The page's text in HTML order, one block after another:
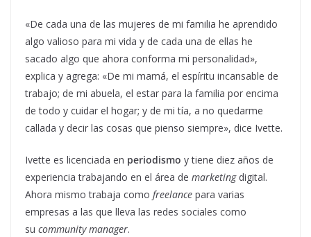
«De cada una de las mujeres de mi familia he aprendido
algo valioso para mi vida y de cada una de ellas he
sacado algo que ahora conforma mi personalidad»,
explica y agrega: «De mi mamá, el espíritu incansable de
trabajo; de mi abuela, el estar para la familia por encima
de todo y cuidar el hogar; y de mi tía, a no quedarme
callada y decir las cosas que pienso siempre», dice Ivette.
Ivette es licenciada en periodismo y tiene diez años de
experiencia trabajando en el área de marketing digital.
Ahora mismo trabaja como freelance para varias
empresas a las que lleva las redes sociales como
su community manager.